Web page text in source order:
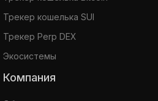
Трекер кошелька SUI
Трекер Perp DEX
Экосистемы
Компания